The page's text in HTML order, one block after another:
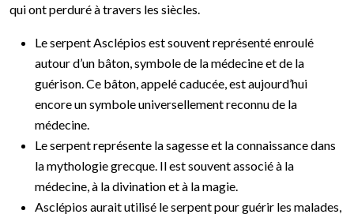
qui ont perduré à travers les siècles.
Le serpent Asclépios est souvent représenté enroulé
autour d’un bâton, symbole de la médecine et de la
guérison. Ce bâton, appelé caducée, est aujourd’hui
encore un symbole universellement reconnu de la
médecine.
Le serpent représente la sagesse et la connaissance dans
la mythologie grecque. Il est souvent associé à la
médecine, à la divination et à la magie.
Asclépios aurait utilisé le serpent pour guérir les malades,